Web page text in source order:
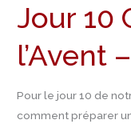
Jour 10
l’Avent
Pour le jour 10 de
comment préparer
Calendrier
de
l’Avent
Pot
à